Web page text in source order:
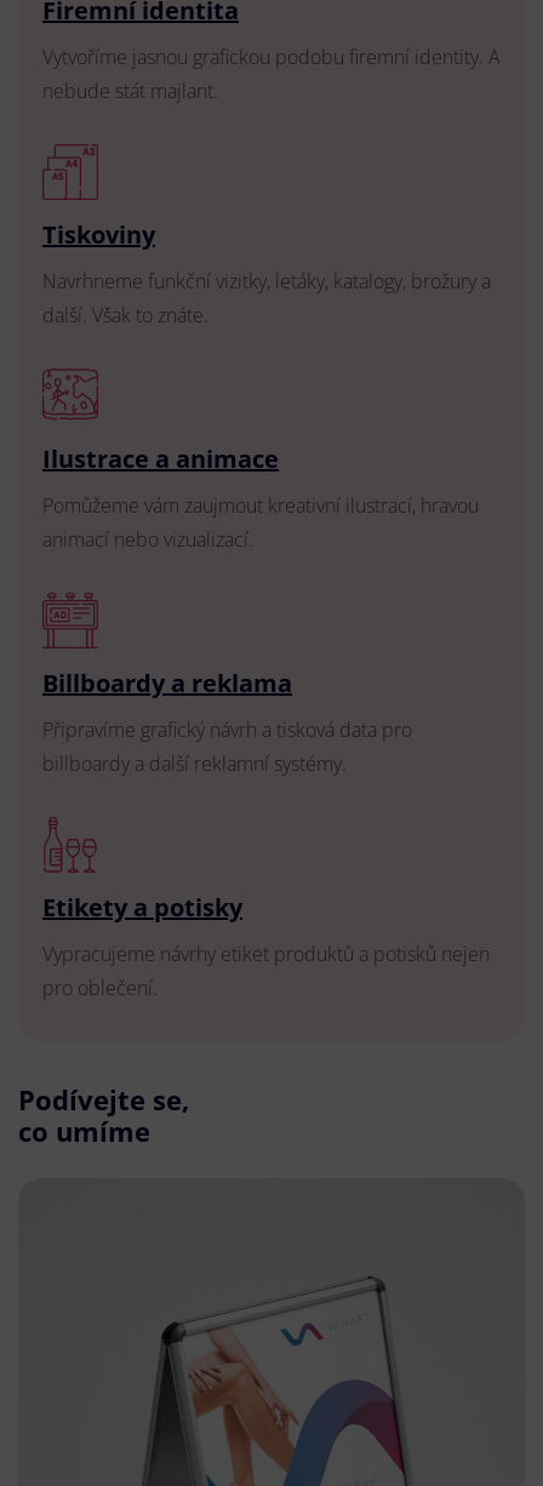
Firemní identita
Vytvoříme jasnou grafickou podobu firemní identity. A
nebude stát majlant.
Tiskoviny
Navrhneme funkční vizitky, letáky, katalogy, brožury a
další. Však to znáte.
Ilustrace a animace
Pomůžeme vám zaujmout kreativní ilustrací, hravou
animací nebo vizualizací.
Billboardy a reklama
Připravíme grafický návrh a tisková data pro
billboardy a další reklamní systémy.
Etikety a potisky
Vypracujeme návrhy etiket produktů a potisků nejen
pro oblečení.
Podívejte se,
co umíme